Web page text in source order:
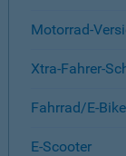
Motorrad-
Xtra-Fahrer-
Fahrrad/E-Bike
E-Scooter